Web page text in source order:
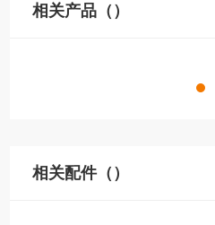
相关产品（）
相关配件（）